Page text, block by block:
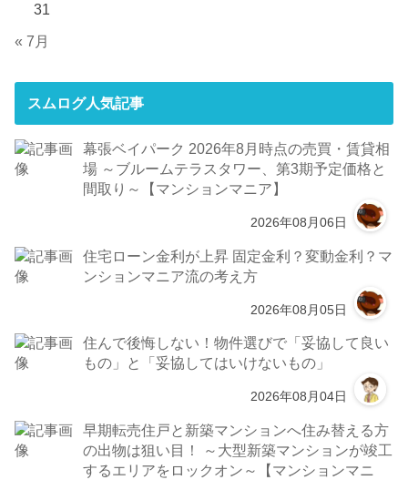
31
« 7月
スムログ人気記事
幕張ベイパーク 2026年8月時点の売買・賃貸相
場 ～ブルームテラスタワー、第3期予定価格と
間取り～【マンションマニア】
2026年08月06日
住宅ローン金利が上昇 固定金利？変動金利？マ
ンションマニア流の考え方
2026年08月05日
住んで後悔しない！物件選びで「妥協して良い
もの」と「妥協してはいけないもの」
2026年08月04日
早期転売住戸と新築マンションへ住み替える方
の出物は狙い目！ ～大型新築マンションが竣工
するエリアをロックオン～【マンションマニ